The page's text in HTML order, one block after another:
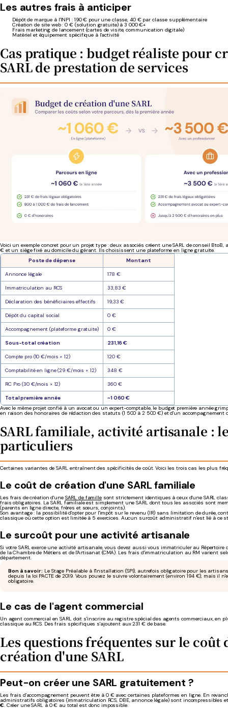
Les autres frais à anticiper
Dépôt de marque à l'INPI : 190 € pour une classe, 40 € par classe supplémentaire
Création de site web : 0 € (solution gratuite) à 3 000 €+
Frais marketing de lancement (cartes de visite, communication digitale)
Matériel et équipement spécifique à l'activité
Cas pratique : budget réaliste pour
SARL de prestation de services
Voici un exemple concret pour un projet type : deux associés créent une SARL de conseil BtoB,
€ et un siège fixé au domicile du gérant. Ils choisissent une plateforme en ligne gratuite.
Poste de dépense
Montant
Annonce légale 178 €
Immatriculation au RCS 33,83 €
Déclaration des bénéficiaires effectifs 19,33 €
Dépôt du capital social 0 €
Accompagnement (plateforme gratuite) 0 €
Sous-total création 231,16 €
Compte pro (10 €/mois × 12) 120 €
Comptabilité en ligne (29 €/mois × 12) 348 €
RC Pro (30 €/mois × 12) 360 €
Total première année
~1 060 €
Avec le même projet confié à un avocat ou un expert-comptable, le budget première année
en raison des honoraires de rédaction des statuts (1 500 à 2 500 €) et d'un accompagnement
SARL familiale, activité artisanale :
particuliers
Certaines variantes de SARL entraînent des spécificités de coût. Voici les trois cas les plus
Le coût de création d'une SARL familiale
Les frais de création d'une SARL de famillesont strictement identiques à ceux d'une SARL
frais obligatoires. La SARL familiale est simplement une SARL dont tous les associés sont
(parents en ligne directe, frères et sœurs, conjoints).
Son avantage : la possibilité d'opter pour l'impôt sur le revenu (IR) sans limitation de durée,
classique où cette option est limitée à 5 exercices. Aucun surcoût administratif n'est lié à ce
Le surcoût pour une activité artisanale
Si votre SARL exerce une activité artisanale, vous devez aussi vous immatriculer au Répertoire
de la Chambre de Métiers et de l'Artisanat (CMA). Les frais d'immatriculation au RM varient
département.
Bon à savoir : Le Stage Préalable à l'Installation (SPI), autrefois obligatoire pour les
depuis la loi PACTE de 2019. Vous pouvez le suivre volontairement (environ 194 €), mais il
obligatoire.
Le cas de l'agent commercial
Un agent commercial en SARL doit s'inscrire au registre spécial des agents commerciaux, en
classique au RCS. Des frais spécifiques s'ajoutent aux 231 € de base.
Les questions fréquentes sur le coût
création d'une SARL
Peut-on créer une SARL gratuitement ?
Les frais d'accompagnement peuvent être à 0 € avec certaines plateformes en ligne. En
administratifs obligatoires (immatriculation RCS, DBE, annonce légale) sont incompressibles
€. Créer une SARL à 0 € au total est donc impossible.